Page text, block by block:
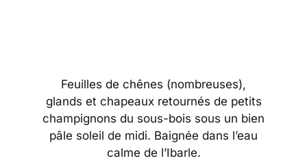
Feuilles de chênes (nombreuses),
glands et chapeaux retournés de petits
champignons du sous-bois sous un bien
pâle soleil de midi. Baignée dans l’eau
calme de l’Ibarle.